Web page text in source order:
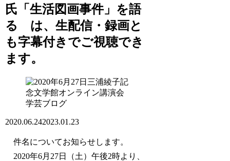
氏「生活図画事件」を語
る は、生配信・録画と
も字幕付きでご視聴でき
ます。
学芸ブログ
2020.06.242023.01.23
件名についてお知らせします。
2020年6月27日（土）午後2時より、